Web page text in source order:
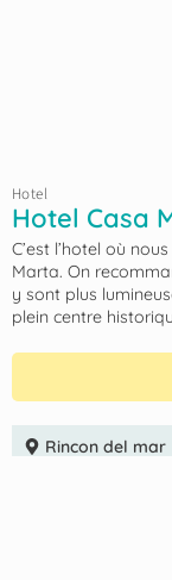
Hotel
Hotel Casa
C’est l’hotel où
Marta. On
y sont plus
plein centre
Rincon del mar